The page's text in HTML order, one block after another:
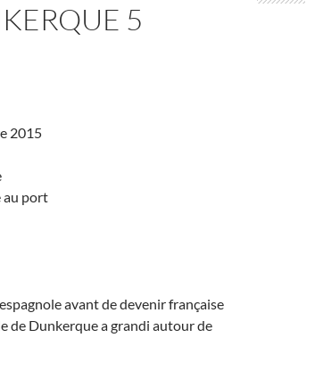
5
2015
au port
avant de devenir française
de Dunkerque a grandi autour de